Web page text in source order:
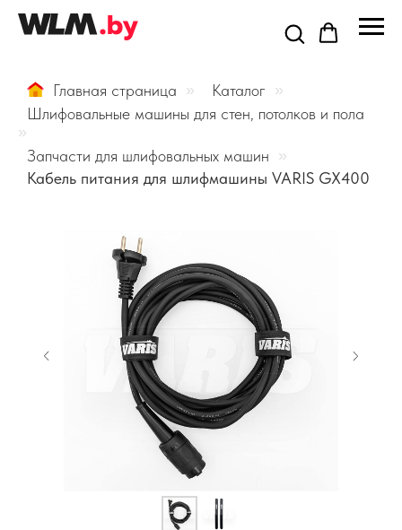
Главная страница » Каталог »
Шлифовальные машины для стен, потолков и пола
»
Запчасти для шлифовальных машин »
Кабель питания для шлифмашины VARIS GX400